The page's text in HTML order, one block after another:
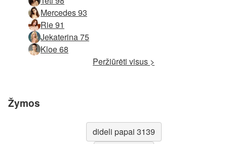
Mercedes 93
Rie 91
Jekaterina 75
Kloe 68
Peržiūrėti visus >
Žymos
dideli papai 3139